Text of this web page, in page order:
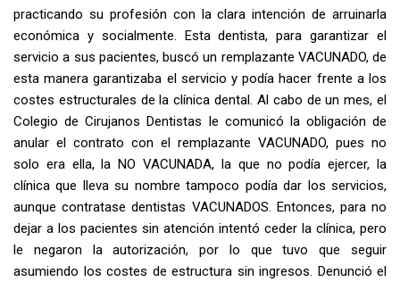
practicando su profesión con la clara intención de arruinarla
económica y socialmente. Esta dentista, para garantizar el
servicio a sus pacientes, buscó un remplazante VACUNADO, de
esta manera garantizaba el servicio y podía hacer frente a los
costes estructurales de la clínica dental. Al cabo de un mes, el
Colegio de Cirujanos Dentistas le comunicó la obligación de
anular el contrato con el remplazante VACUNADO, pues no
solo era ella, la NO VACUNADA, la que no podía ejercer, la
clínica que lleva su nombre tampoco podía dar los servicios,
aunque contratase dentistas VACUNADOS. Entonces, para no
dejar a los pacientes sin atención intentó ceder la clínica, pero
le negaron la autorización, por lo que tuvo que seguir
asumiendo los costes de estructura sin ingresos. Denunció el